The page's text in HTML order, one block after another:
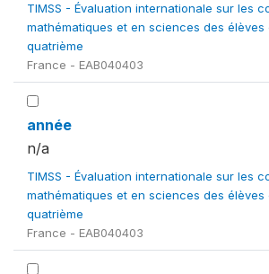
TIMSS - Évaluation internationale sur les
mathématiques et en sciences des élèves
quatrième
France - EAB040403
année
n/a
TIMSS - Évaluation internationale sur les
mathématiques et en sciences des élèves
quatrième
France - EAB040403